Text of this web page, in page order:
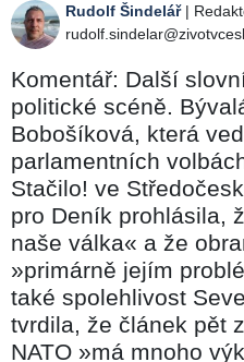
Rudolf Šindelář|
Komentář: Další
politické scéně.
Bobošíková, která
parlamentních
Stačilo! ve
pro Deník prohlásila,
naše válka« a že
»primárně jejím
také spolehlivost
tvrdila, že článek pět
NATO »má mnoho